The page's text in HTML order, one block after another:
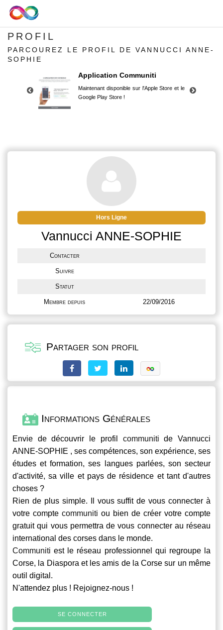
PROFIL
PARCOUREZ LE PROFIL DE VANNUCCI ANNE-
SOPHIE
Application Communiti
Maintenant disponible sur l'Apple Store et le
Google Play Store !
Google Play Store !
Hors Ligne
Vannucci ANNE-SOPHIE
Contacter
Suivre
Statut
Membre depuis 22/09/2016
Partager son profil
Informations Générales
Envie de découvrir le profil communiti de Vannucci
ANNE-SOPHIE , ses compétences, son expérience, ses
études et formation, ses langues parlées, son secteur
d'activité, sa ville et pays de résidence et tant d'autres
choses ?
Rien de plus simple. Il vous suffit de vous connecter à
votre compte communiti ou bien de créer votre compte
gratuit qui vous permettra de vous connecter au réseau
international des corses dans le monde.
Communiti est le réseau professionnel qui regroupe la
Corse, la Diaspora et les amis de la Corse sur un même
outil digital.
N'attendez plus ! Rejoignez-nous !
SE CONNECTER